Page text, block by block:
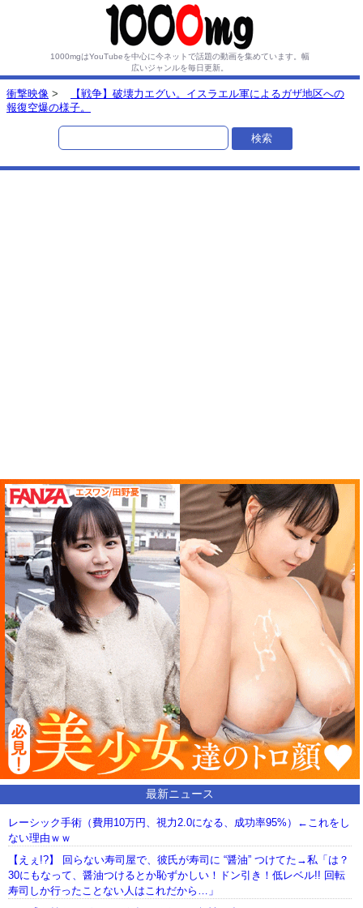
1000mgはYouTubeを中心に今ネットで話題の動画を集めています。 幅
広いジャンルを毎日更新。
衝撃映像 >
【戦争】破壊力エグい。イスラエル軍によるガザ地区への
報復空爆の様子。
最新ニュース
レーシック手術（費用10万円、視力2.0になる、成功率95%）←これをし
ない理由ｗｗ
【えぇ!?】 回らない寿司屋で、彼氏が寿司に “醤油” つけてた→私「は？
30にもなって、醤油つけるとか恥ずかしい！ドン引き！低レベル!! 回転
寿司しか行ったことない人はこれだから…」